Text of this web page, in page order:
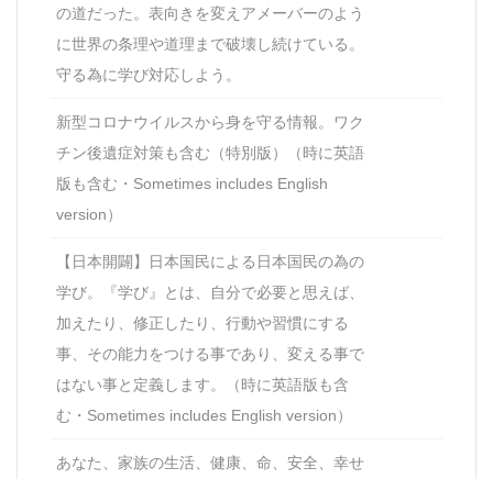
の道だった。表向きを変えアメーバーのよう
に世界の条理や道理まで破壊し続けている。
守る為に学び対応しよう。
新型コロナウイルスから身を守る情報。ワク
チン後遺症対策も含む（特別版）（時に英語
版も含む・Sometimes includes English
version）
【日本開闢】日本国民による日本国民の為の
学び。『学び』とは、自分で必要と思えば、
加えたり、修正したり、行動や習慣にする
事、その能力をつける事であり、変える事で
はない事と定義します。（時に英語版も含
む・Sometimes includes English version）
あなた、家族の生活、健康、命、安全、幸せ